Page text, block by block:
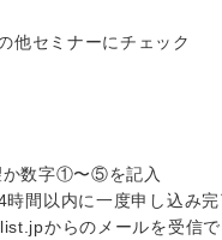
他セミナーにチェック
か数字①〜⑤を記入
間以内に一度申し込み完
からのメールを受信で